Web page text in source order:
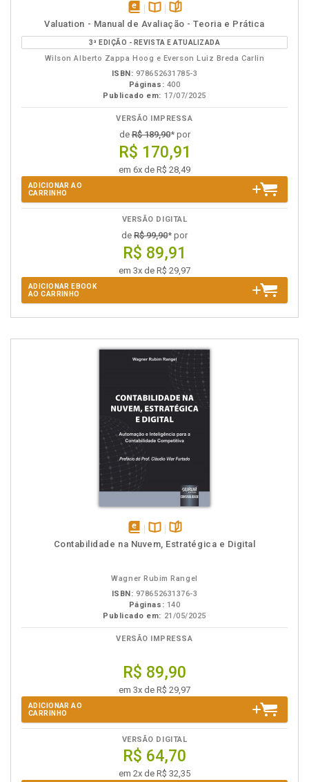
disponível
em
eBook
Disponível
na
B.V.
páginas
Valuation - Manual de Avaliação - Teoria e Prática
3ª EDIÇÃO - REVISTA E ATUALIZADA
Wilson Alberto Zappa Hoog e Everson Luiz Breda Carlin
ISBN: 978652631785-3
Páginas: 400
Publicado em: 17/07/2025
VERSÃO IMPRESSA
deR$ 189,90* por
R$ 170,91
em 6x de R$ 28,49
ADICIONAR AO
CARRINHO
VERSÃO DIGITAL
de R$ 99,90* por
R$ 89,91
em 3x de R$ 29,97
ADICIONAR EBOOK
AO CARRINHO
disponívelDisponível
páginas
Contabilidade na Nuvem, Estratégica e Digital
Wagner Rubim Rangel
ISBN: 978652631376-3
Páginas: 140
Publicado em: 21/05/2025
VERSÃO IMPRESSA
R$ 89,90
em 3x de R$ 29,97
ADICIONAR AO
CARRINHO
VERSÃO DIGITAL
R$ 64,70
em 2x de R$ 32,35